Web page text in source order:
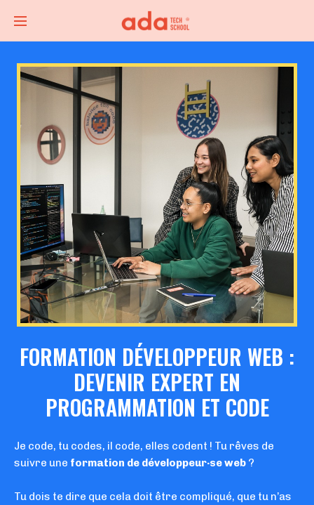
FORMATION DÉVELOPPEUR WEB :
DEVENIR EXPERT EN
PROGRAMMATION ET CODE
Je code, tu codes, il code, elles codent ! Tu rêves de
suivre une formation de développeur·se web ?
Tu dois te dire que cela doit être compliqué, que tu n’as